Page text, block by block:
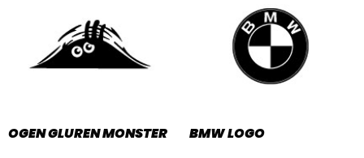
OGEN GLUREN MONSTER BMW LOGO